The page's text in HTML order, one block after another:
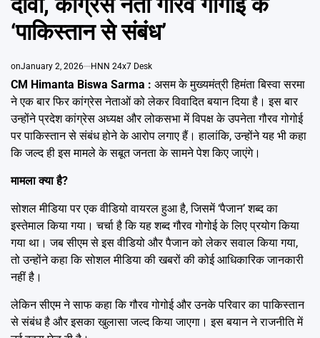
‘पाकिस्तान से संबंध’
onJanuary 2, 2026 HNN 24x7 Desk
CM Himanta Biswa Sarma : असम के मुख्यमंत्री हिमंता बिस्वा सरमा
ने एक बार फिर कांग्रेस नेताओं को लेकर विवादित बयान दिया है। इस बार
उन्होंने प्रदेश कांग्रेस अध्यक्ष और लोकसभा में विपक्ष के उपनेता गौरव गोगोई
पर पाकिस्तान से संबंध होने के आरोप लगाए हैं। हालांकि, उन्होंने यह भी कहा
कि जल्द ही इस मामले के सबूत जनता के सामने पेश किए जाएंगे।
मामला क्या है?
सोशल मीडिया पर एक वीडियो वायरल हुआ है, जिसमें ‘पैजान’ शब्द का
इस्तेमाल किया गया। चर्चा है कि यह शब्द गौरव गोगोई के लिए प्रयोग किया
गया था। जब सीएम से इस वीडियो और पैजान को लेकर सवाल किया गया,
तो उन्होंने कहा कि सोशल मीडिया की खबरों की कोई आधिकारिक जानकारी
नहीं है।
लेकिन सीएम ने साफ कहा कि गौरव गोगोई और उनके परिवार का पाकिस्तान
से संबंध है और इसका खुलासा जल्द किया जाएगा। इस बयान ने राजनीति में